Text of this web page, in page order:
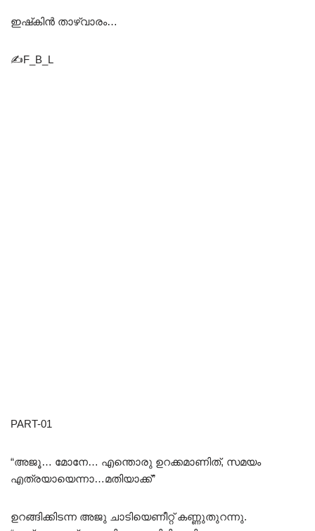
ഇഷ്‌കിൻ താഴ്‌വാരം…
✍️F_B_L
PART-01
“അജൂ… മോനേ… എന്തൊരു ഉറക്കമാണിത്, സമയം
എത്രയായെന്നാ…മതിയാക്ക്”
ഉറങ്ങിക്കിടന്ന അജു ചാടിയെണീറ്റ് കണ്ണുതുറന്നു.